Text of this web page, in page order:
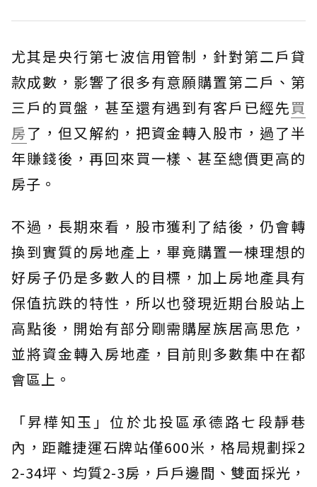
尤其是央行第七波信用管制，針對第二戶貸
款成數，影響了很多有意願購置第二戶、第
三戶的買盤，甚至還有遇到有客戶已經先買
房了，但又解約，把資金轉入股市，過了半
年賺錢後，再回來買一樣、甚至總價更高的
房子。
不過，長期來看，股市獲利了結後，仍會轉
換到實質的房地產上，畢竟購置一棟理想的
好房子仍是多數人的目標，加上房地產具有
保值抗跌的特性，所以也發現近期台股站上
高點後，開始有部分剛需購屋族居高思危，
並將資金轉入房地產，目前則多數集中在都
會區上。
「昇樺知玉」位於北投區承德路七段靜巷
內，距離捷運石牌站僅600米，格局規劃採2
2-34坪、均質2-3房，戶戶邊間、雙面採光，